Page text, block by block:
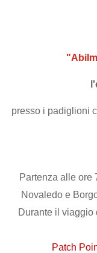
"Abilmente La
l'edizione
presso i padiglioni
Partenza alle ore
Novaledo e
Durante il viaggio
Patch